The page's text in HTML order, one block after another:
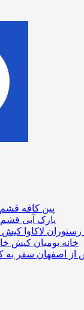
پین کافه قشم
پارک آبی قشم
رستوران لاکاوا کیش
خانه بومیان کیش
از اصفهان